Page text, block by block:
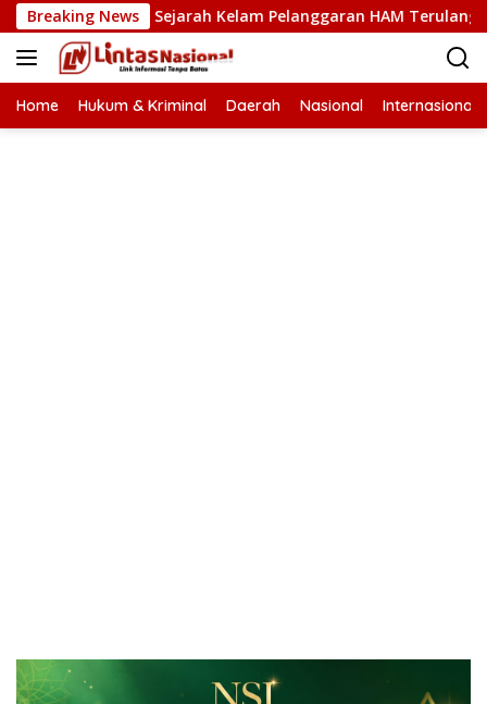
Langsung
ke
konten
Breaking News
Cegah Sejarah Kelam Pelanggaran HAM Terulang di Aceh
Home Hukum & Kriminal Daerah Nasional Internasional